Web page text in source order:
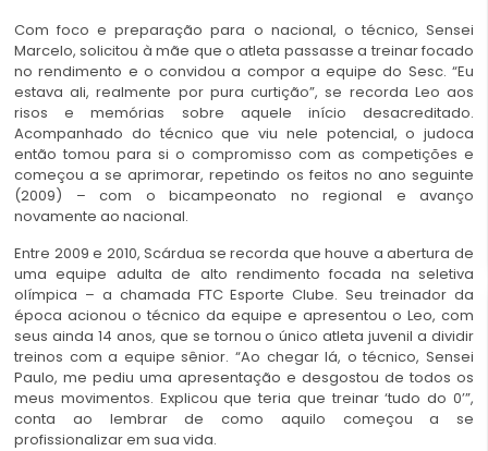
Com foco e preparação para o nacional, o técnico, Sensei
Marcelo, solicitou à mãe que o atleta passasse a treinar focado
no rendimento e o convidou a compor a equipe do Sesc. “Eu
estava ali, realmente por pura curtição”, se recorda Leo aos
risos e memórias sobre aquele início desacreditado.
Acompanhado do técnico que viu nele potencial, o judoca
então tomou para si o compromisso com as competições e
começou a se aprimorar, repetindo os feitos no ano seguinte
(2009) – com o bicampeonato no regional e avanço
novamente ao nacional.
Entre 2009 e 2010, Scárdua se recorda que houve a abertura de
uma equipe adulta de alto rendimento focada na seletiva
olímpica – a chamada FTC Esporte Clube. Seu treinador da
época acionou o técnico da equipe e apresentou o Leo, com
seus ainda 14 anos, que se tornou o único atleta juvenil a dividir
treinos com a equipe sênior. “Ao chegar lá, o técnico, Sensei
Paulo, me pediu uma apresentação e desgostou de todos os
meus movimentos. Explicou que teria que treinar ‘tudo do 0’”,
conta ao lembrar de como aquilo começou a se
profissionalizar em sua vida.